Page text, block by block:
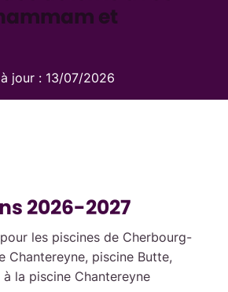
et
jour : 13/07/2026
2026-2027
les piscines de Cherbourg-
Chantereyne, piscine Butte,
la piscine Chantereyne